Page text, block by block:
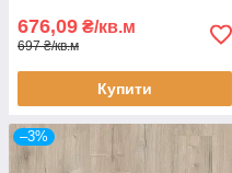
676,09 ₴/кв.м
697 ₴/кв.м
Купити
–3%